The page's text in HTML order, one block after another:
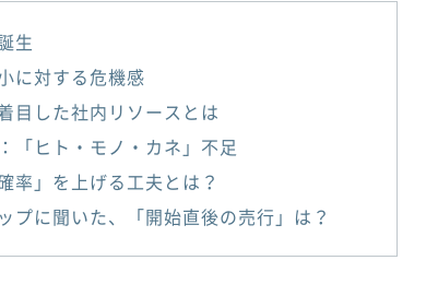
生
に対する危機感
目した社内リソースとは
「ヒト・モノ・カネ」不足
率」を上げる工夫とは？
プに聞いた、「開始直後の売行」は？